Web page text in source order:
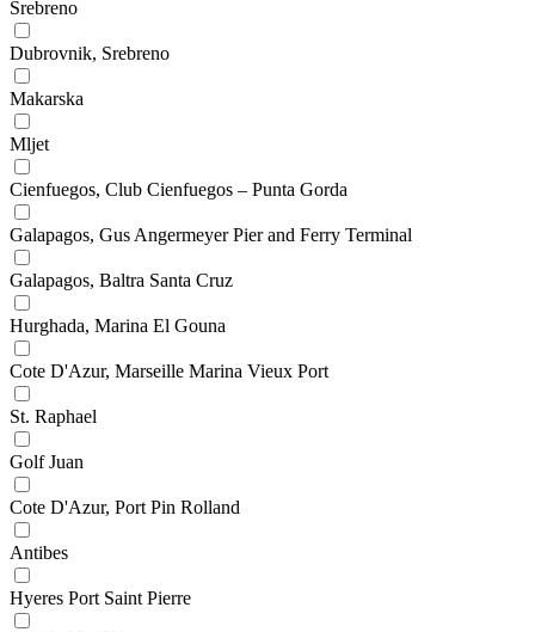
Srebreno
Dubrovnik, Srebreno
Makarska
Mljet
Cienfuegos, Club Cienfuegos – Punta Gorda
Galapagos, Gus Angermeyer Pier and Ferry Terminal
Galapagos, Baltra Santa Cruz
Hurghada, Marina El Gouna
Cote D'Azur, Marseille Marina Vieux Port
St. Raphael
Golf Juan
Cote D'Azur, Port Pin Rolland
Antibes
Hyeres Port Saint Pierre